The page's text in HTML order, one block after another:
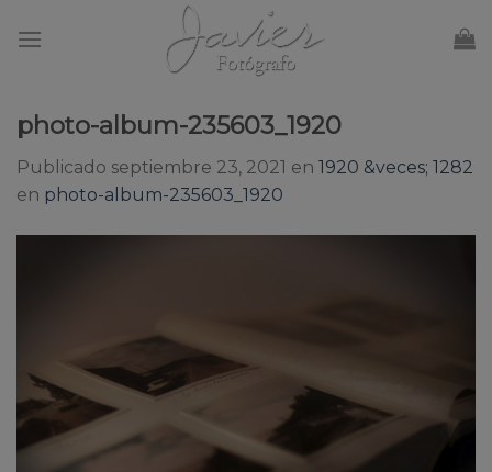
photo-album-235603_1920
Publicado septiembre 23, 2021 en 1920 &veces; 1282
en photo-album-235603_1920